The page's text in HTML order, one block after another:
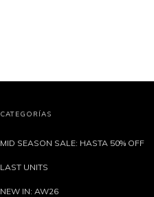
CATEGORÍAS
MID SEASON SALE: HASTA 50% OFF
LAST UNITS
NEW IN: AW26